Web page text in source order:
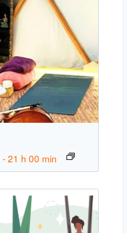
-21 h 00 min